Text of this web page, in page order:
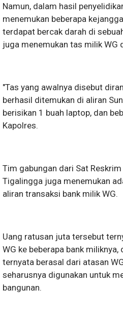
Namun, dalam hasil
menemukan beberapa
terdapat bercak darah di
juga menemukan tas milik WG
"Tas yang awalnya disebut
berhasil ditemukan di aliran
berisikan 1 buah laptop, dan
Kapolres.
Tim gabungan dari Sat
Tigalingga juga menemukan
aliran transaksi bank milik WG.
Uang ratusan juta tersebut
WG ke beberapa bank
ternyata berasal dari atasan
seharusnya digunakan untuk
bangunan.